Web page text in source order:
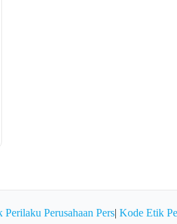
Perusahaan Pers| Kode Etik